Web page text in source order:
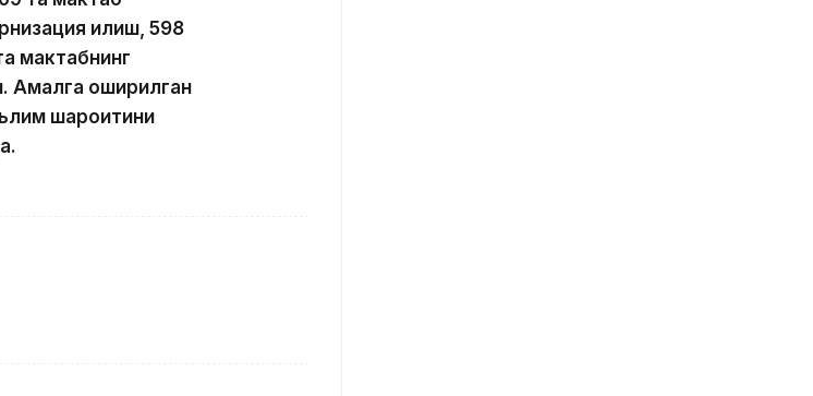
қилиш, 598
мактабнинг
Амалга оширилган
шароитини